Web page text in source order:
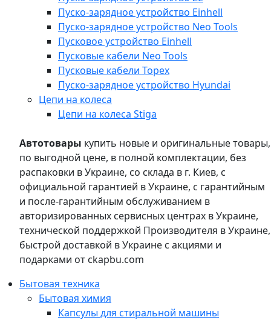
Пуско-зарядное устройство Einhell
Пуско-зарядное устройство Neo Tools
Пусковое устройство Einhell
Пусковые кабели Neo Tools
Пусковые кабели Topex
Пуско-зарядное устройство Hyundai
Цепи на колеса
Цепи на колеса Stiga
Автотовары купить новые и оригинальные товары,
по выгодной цене, в полной комплектации, без
распаковки в Украине, со склада в г. Киев, с
официальной гарантией в Украине, с гарантийным
и после-гарантийным обслуживанием в
авторизированных сервисных центрах в Украине,
технической поддержкой Производителя в Украине,
быстрой доставкой в Украине с акциями и
подарками от ckapbu.com
Бытовая техника
Бытовая химия
Капсулы для стиральной машины